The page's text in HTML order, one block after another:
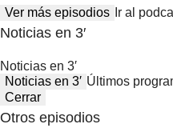
Ver más episodios Ir al
Noticias en 3′
Noticias en 3′
Noticias en 3′ Últimos
Cerrar
Otros episodios